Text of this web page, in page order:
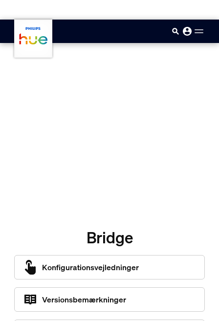
Bridge
Konfigurationsvejledninger
Versionsbemærkninger